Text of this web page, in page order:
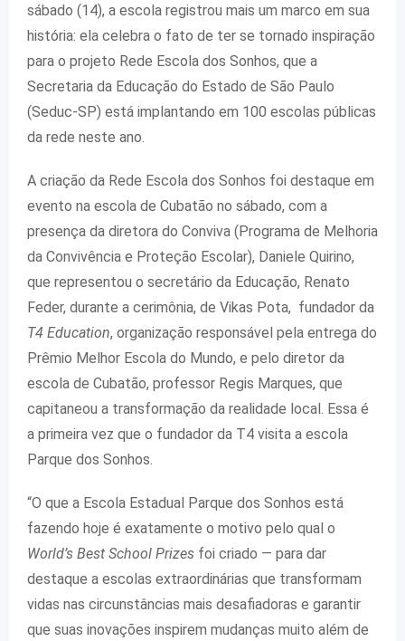
sábado (14), a escola registrou mais um marco em sua
história: ela celebra o fato de ter se tornado inspiração
para o projeto Rede Escola dos Sonhos, que a
Secretaria da Educação do Estado de São Paulo
(Seduc-SP) está implantando em 100 escolas públicas
da rede neste ano.
A criação da Rede Escola dos Sonhos foi destaque em
evento na escola de Cubatão no sábado, com a
presença da diretora do Conviva (Programa de Melhoria
da Convivência e Proteção Escolar), Daniele Quirino,
que representou o secretário da Educação, Renato
Feder, durante a cerimônia, de Vikas Pota, fundador da
T4 Education, organização responsável pela entrega do
Prêmio Melhor Escola do Mundo, e pelo diretor da
escola de Cubatão, professor Regis Marques, que
capitaneou a transformação da realidade local. Essa é
a primeira vez que o fundador da T4 visita a escola
Parque dos Sonhos.
“O que a Escola Estadual Parque dos Sonhos está
fazendo hoje é exatamente o motivo pelo qual o
World’s Best School Prizes foi criado — para dar
destaque a escolas extraordinárias que transformam
vidas nas circunstâncias mais desafiadoras e garantir
que suas inovações inspirem mudanças muito além de